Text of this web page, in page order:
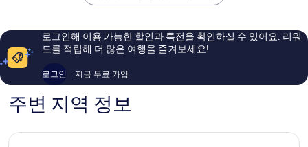
해
이
용
19
로그인해 이용 가능한 할인과 특전을 확인하실 수 있어요. 리워
드를 적립해 더 많은 여행을 즐겨보세요!
로그인 지금 무료 가입
주변 지역 정보